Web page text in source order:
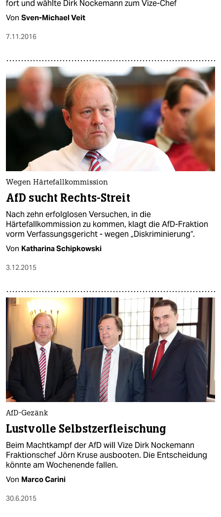
fort und wählte Dirk Nockemann zum Vize-Chef
Von Sven-Michael Veit
7.11.2016
Wegen Härtefallkommission
AfD sucht Rechts-Streit
Nach zehn erfolglosen Versuchen, in die
Härtefallkommission zu kommen, klagt die AfD-Fraktion
vorm Verfassungsgericht - wegen „Diskriminierung“.
Von Katharina Schipkowski
3.12.2015
AfD-Gezänk
Lustvolle Selbstzerfleischung
Beim Machtkampf der AfD will Vize Dirk Nockemann
Fraktionschef Jörn Kruse ausbooten. Die Entscheidung
könnte am Wochenende fallen.
Von Marco Carini
30.6.2015